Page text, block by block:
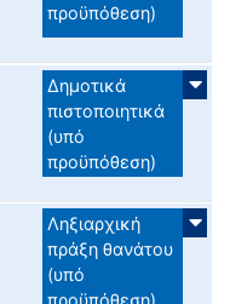
προϋπόθεση)
Δημοτικά
πιστοποιητικά
(υπό
προϋπόθεση)
Ληξιαρχική
πράξη θανάτου
(υπό